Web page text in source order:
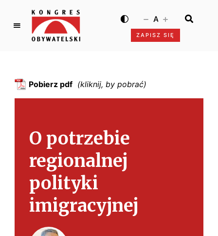
K
g
O
b
w
t
e
l
ZAPISZ SIĘ
A
Pobierz pdf
O potrzebie
regionalnej
polityki
imigracyjnej